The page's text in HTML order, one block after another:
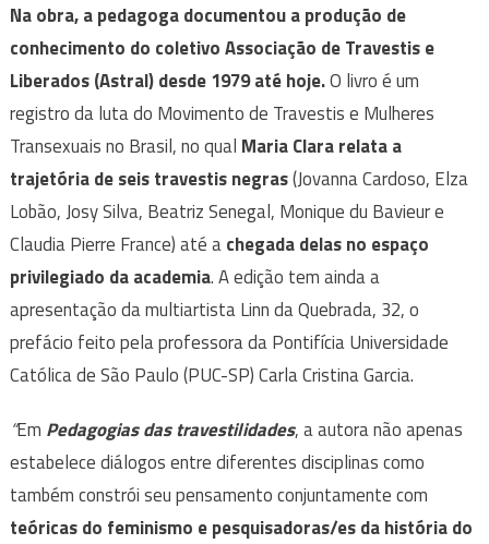
Na obra, a pedagoga documentou a produção de
conhecimento do coletivo Associação de Travestis e
Liberados (Astral) desde 1979 até hoje.O livro é um
registro da luta do Movimento de Travestis e Mulheres
Transexuais no Brasil, no qual Maria Clara relata a
trajetória de seis travestis negras(Jovanna Cardoso, Elza
Lobão, Josy Silva, Beatriz Senegal, Monique du Bavieur e
Claudia Pierre France) até achegada delas no espaço
privilegiado da academia. A edição tem ainda a
apresentação da multiartista Linn da Quebrada, 32, o
prefácio feito pela professora da Pontifícia Universidade
Católica de São Paulo (PUC-SP) Carla Cristina Garcia.
“Em Pedagogias das travestilidades, a autora não apenas
estabelece diálogos entre diferentes disciplinas como
também constrói seu pensamento conjuntamente com
teóricas do feminismo e pesquisadoras/es da história do